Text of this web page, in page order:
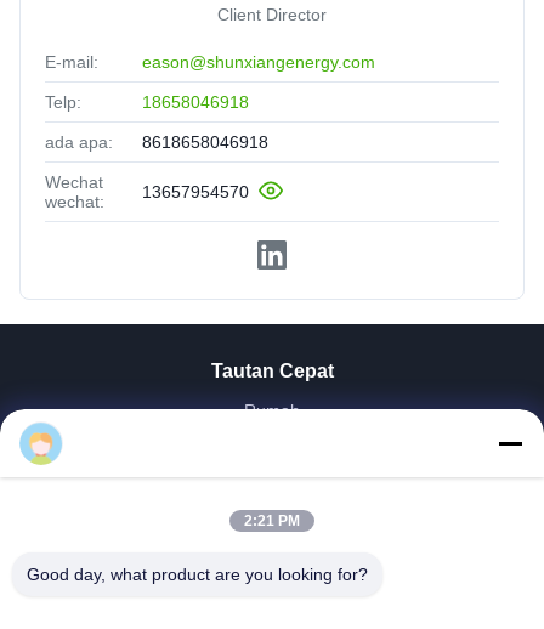
Client Director
E-mail: eason@shunxiangenergy.com
Telp: 18658046918
ada apa: 8618658046918
Wechat
wechat:
13657954570
Tautan Cepat
Rumah
Video
Wisata Pabrik
Kontrol Kualitas
2:21 PM
Good day, what product are you looking for?